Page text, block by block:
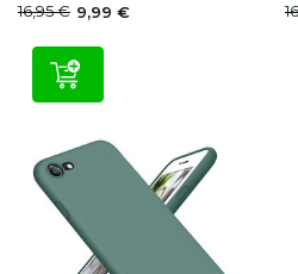
16,95 € 9,99 €